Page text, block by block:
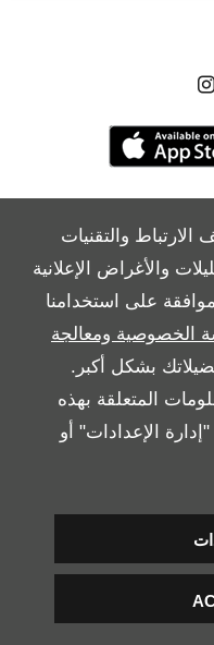
والتقنيات
والأغراض الإعلانية
على استخدامنا
الخصوصية ومعالجة
بشكل أكبر.
المتعلقة بهذه
الإعدادات" أو